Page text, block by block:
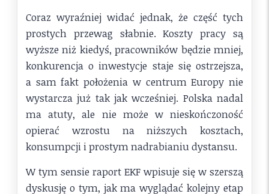
Coraz wyraźniej widać jednak, że część tych
prostych przewag słabnie. Koszty pracy są
wyższe niż kiedyś, pracowników będzie mniej,
konkurencja o inwestycje staje się ostrzejsza,
a sam fakt położenia w centrum Europy nie
wystarcza już tak jak wcześniej. Polska nadal
ma atuty, ale nie może w nieskończoność
opierać wzrostu na niższych kosztach,
konsumpcji i prostym nadrabianiu dystansu.
W tym sensie raport EKF wpisuje się w szerszą
dyskusję o tym, jak ma wyglądać kolejny etap